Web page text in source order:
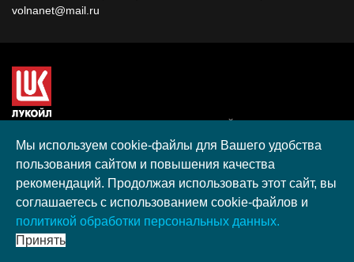
volnanet@mail.ru
гранта, полученного в рамках XIII Конкурса социальных и
культурных проектов ПАО "ЛУКОЙЛ" на территории
Калининградской области в 2020 году
Согласие на обработку персональных данных
Разработка, поддержка и продвижение S-Media group
© 2026 МАУ «Редакция общественно-политической газеты
Мы используем cookie-файлы для Вашего удобства
пользования сайтом и повышения качества
рекомендаций. Продолжая использовать этот сайт, вы
соглашаетесь с использованием cookie-файлов и
политикой обработки персональных данных.
Принять